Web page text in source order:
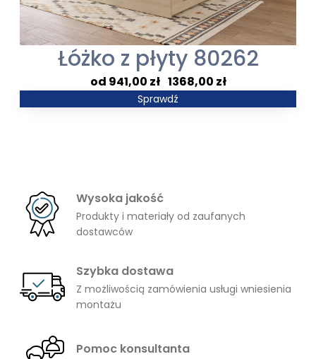
Łóżko z płyty 80262
941,00 zł– 1368,00 zł
Zakres
Sprawdź
Wysoka jakość
Produkty i materiały od zaufanych
dostawców
Szybka dostawa
Z możliwością zamówienia usługi wniesienia
montażu
Pomoc konsultanta